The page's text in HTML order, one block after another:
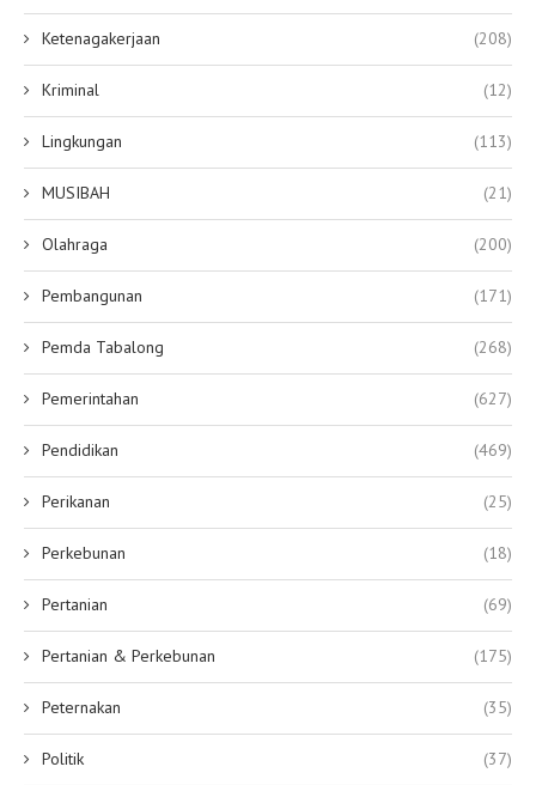
Ketenagakerjaan (208)
Kriminal (12)
Lingkungan (113)
MUSIBAH (21)
Olahraga (200)
Pembangunan (171)
Pemda Tabalong (268)
Pemerintahan (627)
Pendidikan (469)
Perikanan (25)
Perkebunan (18)
Pertanian (69)
Pertanian & Perkebunan (175)
Peternakan (35)
Politik (37)